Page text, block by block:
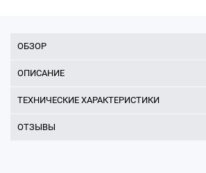
ОБЗОР
ОПИСАНИЕ
ТЕХНИЧЕСКИЕ ХАРАКТЕРИСТИКИ
ОТЗЫВЫ